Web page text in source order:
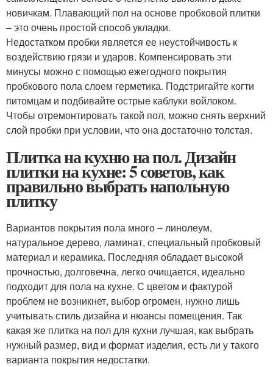
новичкам. Плавающий пол на основе пробковой плитки
– это очень простой способ укладки.
Недостатком пробки является ее неустойчивость к
воздействию грязи и ударов. Компенсировать эти
минусы можно с помощью ежегодного покрытия
пробкового пола слоем герметика. Подстригайте когти
питомцам и подбивайте острые каблуки войлоком.
Чтобы отремонтировать такой пол, можно снять верхний
слой пробки при условии, что она достаточно толстая.
Плитка на кухню на пол. Дизайн
плитки на кухне: 5 советов, как
правильно выбрать напольную
плитку
Вариантов покрытия пола много – линолеум,
натуральное дерево, ламинат, специальный пробковый
материал и керамика. Последняя обладает высокой
прочностью, долговечна, легко очищается, идеально
подходит для пола на кухне. С цветом и фактурой
проблем не возникнет, выбор огромен, нужно лишь
учитывать стиль дизайна и нюансы помещения. Так
какая же плитка на пол для кухни лучшая, как выбрать
нужный размер, вид и формат изделия, есть ли у такого
варианта покрытия недостатки.